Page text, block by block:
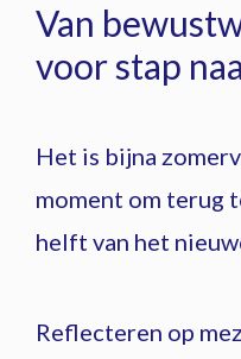
Van
voor stap
Het is bijna
moment om terug
helft van het
Reflecteren op